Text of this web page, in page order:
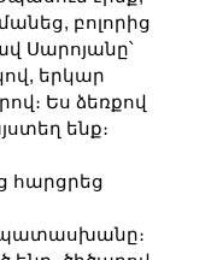
բոլորից
Սարոյանը՝
երկար
Ես ձեռքով
ենք։
հարցրեց
պատասխանը։